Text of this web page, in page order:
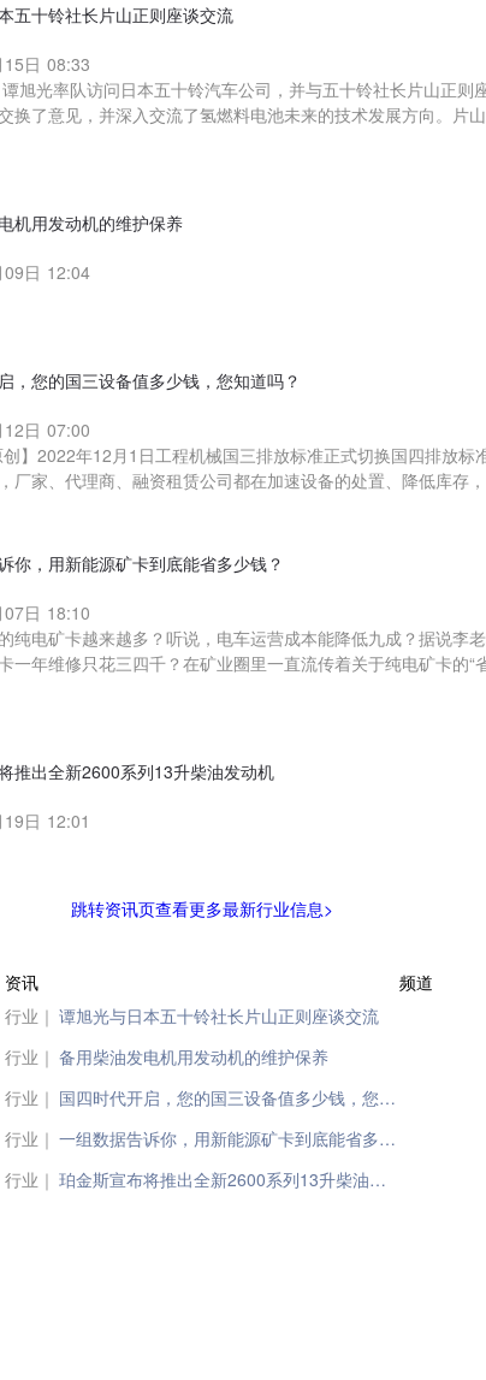
五十铃社长片山正则座谈交流
日 08:33
旭光率队访问日本五十铃汽车公司，并与五十铃社长片山正则
换了意见，并深入交流了氢燃料电池未来的技术发展方向。片
机用发动机的维护保养
日 12:04
，您的国三设备值多少钱，您知道吗？
日 07:00
创】2022年12月1日工程机械国三排放标准正式切换国四排放
厂家、代理商、融资租赁公司都在加速设备的处置、降低库存
你，用新能源矿卡到底能省多少钱？
日 18:10
纯电矿卡越来越多？听说，电车运营成本能降低九成？据说李
一年维修只花三四千？在矿业圈里一直流传着关于纯电矿卡的“
推出全新2600系列13升柴油发动机
日 12:01
跳转资讯页查看更多最新行业信息>
资讯
行业｜ 谭旭光与日本五十铃社长片山正则座谈交流
行业｜ 备用柴油发电机用发动机的维护保养
行业｜
国四时代开启，您的国三设备值多少钱，您知道吗？
行业｜
一组数据告诉你，用新能源矿卡到底能省多少钱？
行业｜
珀金斯宣布将推出全新2600系列13升柴油发动机
频道